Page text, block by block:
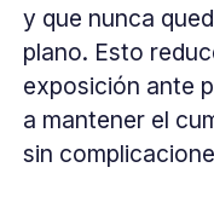
y que nunca
plano. Esto
exposición ante
a mantener el
sin